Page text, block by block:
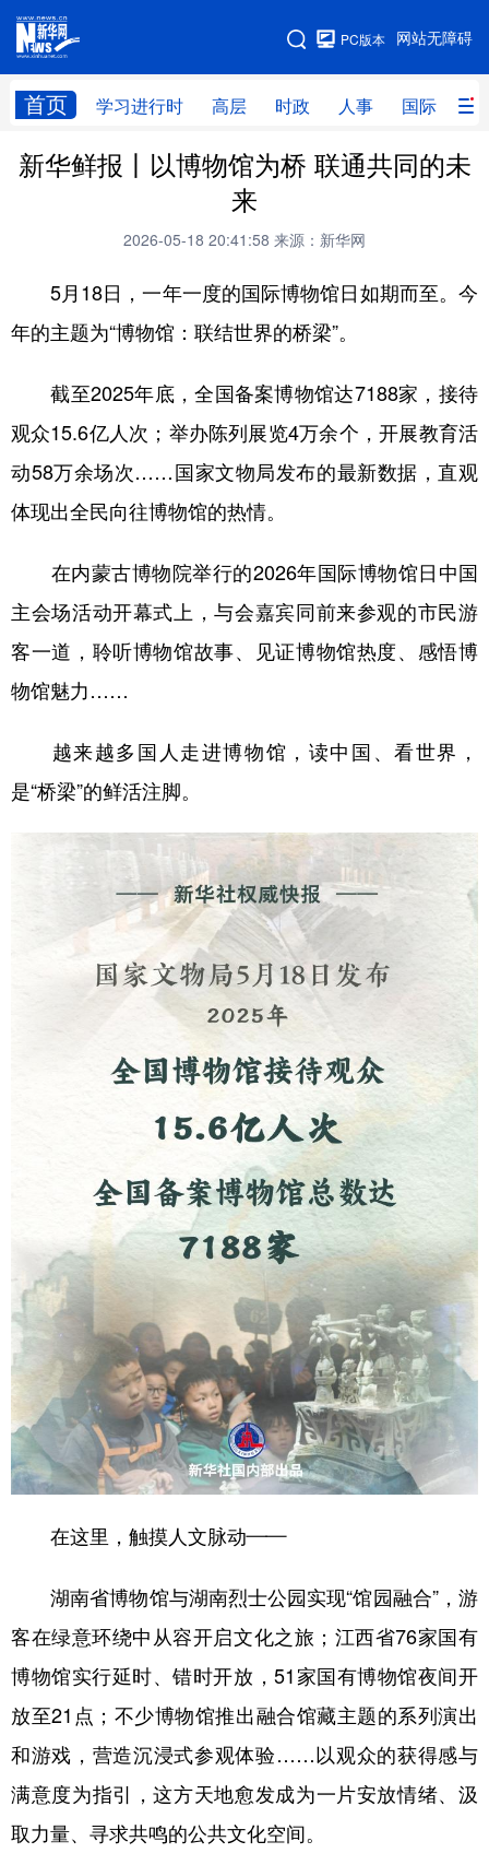
网站无障碍
PC版本
首页 学习进行时 高层 时政 人事 国际 财
网站地图
学习进行时 高层 时政 人事
科技 科创 量子 体育
文化 书画 健康
访谈 视频 图片 政务
法律 中央文件 金融 汽车
食品 人居 信息化 数字经济
城市 旅游 能源 会展
彩票 娱乐 时尚 悦读
地方频道
河北
吉林 上海 江苏
安徽 福建
河南 湖北
贵州 云南 西藏
甘肃 青海
黑龙江
多语种频道
English Français
Русский язык 日本語 한국어
Deutsch Português
新华鲜报丨以博物馆为桥 联通共同的未
来
2026-05-18 20:41:58 来源：新华网
5月18日，一年一度的国际博物馆日如期而至。今
年的主题为“博物馆：联结世界的桥梁”。
截至2025年底，全国备案博物馆达7188家，接待
观众15.6亿人次；举办陈列展览4万余个，开展教育活
动58万余场次……国家文物局发布的最新数据，直观
体现出全民向往博物馆的热情。
在内蒙古博物院举行的2026年国际博物馆日中国
主会场活动开幕式上，与会嘉宾同前来参观的市民游
客一道，聆听博物馆故事、见证博物馆热度、感悟博
物馆魅力……
越来越多国人走进博物馆，读中国、看世界，
是“桥梁”的鲜活注脚。
在这里，触摸人文脉动——
湖南省博物馆与湖南烈士公园实现“馆园融合”，游
客在绿意环绕中从容开启文化之旅；江西省76家国有
博物馆实行延时、错时开放，51家国有博物馆夜间开
放至21点；不少博物馆推出融合馆藏主题的系列演出
和游戏，营造沉浸式参观体验……以观众的获得感与
满意度为指引，这方天地愈发成为一片安放情绪、汲
取力量、寻求共鸣的公共文化空间。